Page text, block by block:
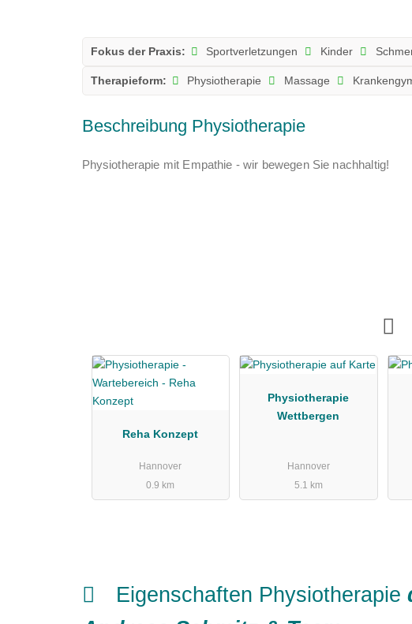
Fokus der Praxis: Sportverletzungen Kinder
Therapieform: Physiotherapie Massage
Beschreibung Physiotherapie
Physiotherapie mit Empathie - wir bewegen Sie nachhaltig!
Reha Konzept
Hannover
0.9 km
Physiotherapie
Wettbergen
Hannover
5.1 km
Eigenschaften Physiotherapie